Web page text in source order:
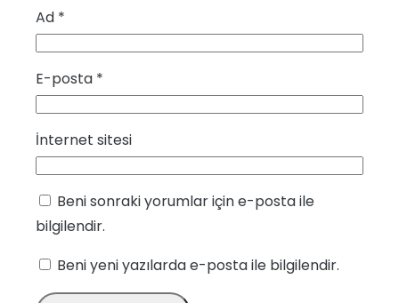
Ad *
E-posta *
İnternet sitesi
Beni sonraki yorumlar için e-posta ile
bilgilendir.
Beni yeni yazılarda e-posta ile bilgilendir.